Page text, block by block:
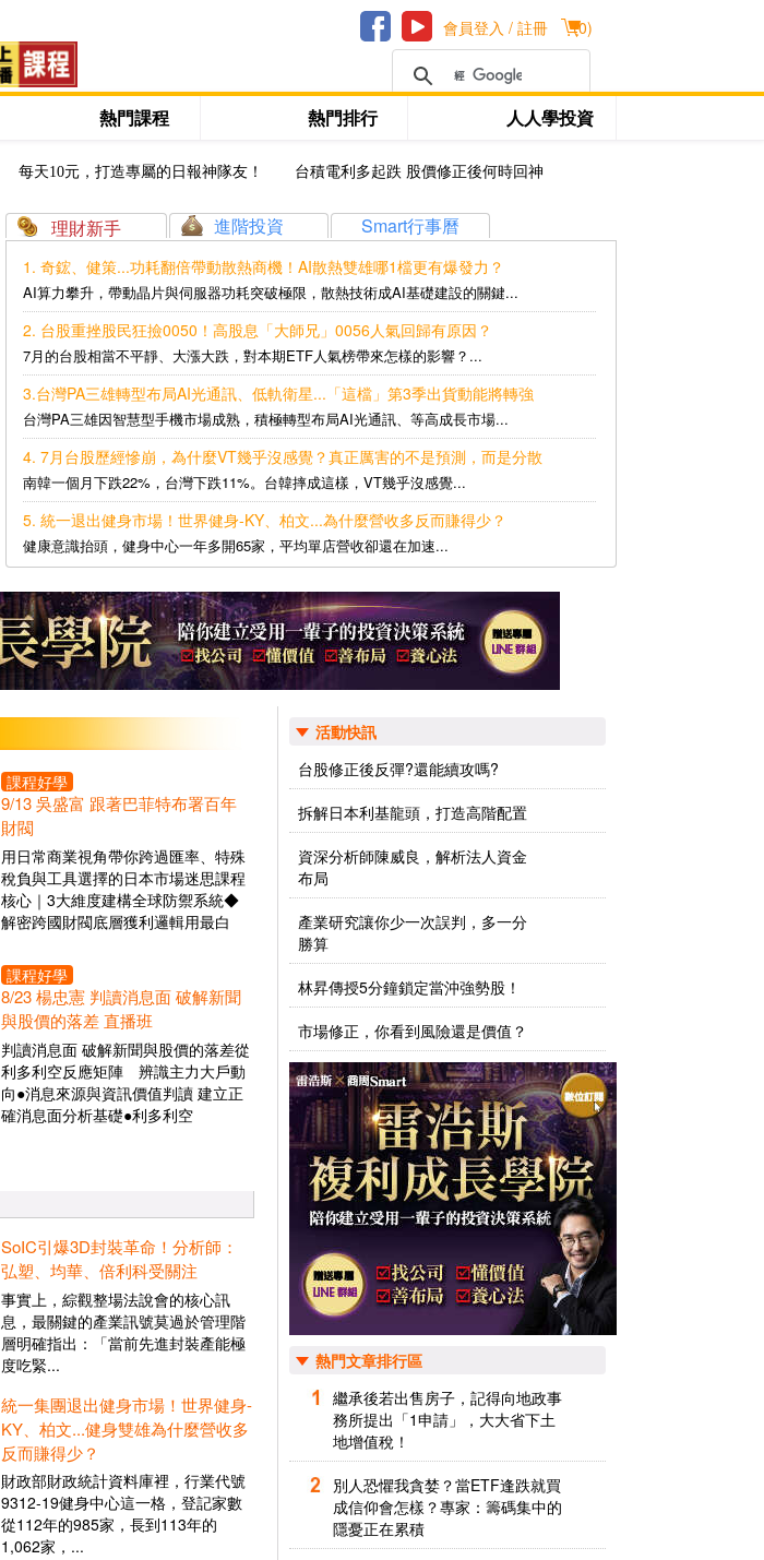
(0)
會員登入 / 註冊
熱門課程 熱門排行 人人學投資
每天10元，打造專屬的日報神隊友！ 台積電利多起跌 股價修正後何時回神
理財新手 進階投資 Smart行事曆
1. 奇鋐、健策...功耗翻倍帶動散熱商機！AI散熱雙雄哪1檔更有爆發力？
AI算力攀升，帶動晶片與伺服器功耗突破極限，散熱技術成AI基礎建設的關鍵...
2. 台股重挫股民狂撿0050！高股息「大師兄」0056人氣回歸有原因？
7月的台股相當不平靜、大漲大跌，對本期ETF人氣榜帶來怎樣的影響？...
3.台灣PA三雄轉型布局AI光通訊、低軌衛星...「這檔」第3季出貨動能將轉強
台灣PA三雄因智慧型手機市場成熟，積極轉型布局AI光通訊、等高成長市場...
4. 7月台股歷經慘崩，為什麼VT幾乎沒感覺？真正厲害的不是預測，而是分散
南韓一個月下跌22%，台灣下跌11%。台韓摔成這樣，VT幾乎沒感覺...
5. 統一退出健身市場！世界健身-KY、柏文...為什麼營收多反而賺得少？
健康意識抬頭，健身中心一年多開65家，平均單店營收卻還在加速...
課程好學
9/13 吳盛富 跟著巴菲特布署百年
財閥
用日常商業視角帶你跨過匯率、特殊
稅負與工具選擇的日本市場迷思課程
核心｜3大維度建構全球防禦系統◆
解密跨國財閥底層獲利邏輯用最白
課程好學
8/23 楊忠憲 判讀消息面 破解新聞
與股價的落差 直播班
判讀消息面 破解新聞與股價的落差從
利多利空反應矩陣 辨識主力大戶動
向●消息來源與資訊價值判讀 建立正
確消息面分析基礎●利多利空
SoIC引爆3D封裝革命！分析師：
弘塑、均華、倍利科受關注
事實上，綜觀整場法說會的核心訊
息，最關鍵的產業訊號莫過於管理階
層明確指出：「當前先進封裝產能極
度吃緊...
統一集團退出健身市場！世界健身-
KY、柏文...健身雙雄為什麼營收多
反而賺得少？
財政部財政統計資料庫裡，行業代號
9312-19健身中心這一格，登記家數
從112年的985家，長到113年的
1,062家，...
活動快訊
台股修正後反彈?還能續攻嗎?
拆解日本利基龍頭，打造高階配置
資深分析師陳威良，解析法人資金
布局
產業研究讓你少一次誤判，多一分
勝算
林昇傳授5分鐘鎖定當沖強勢股！
市場修正，你看到風險還是價值？
熱門文章排行區
繼承後若出售房子，記得向地政事
務所提出「1申請」，大大省下土
地增值稅！
別人恐懼我貪婪？當ETF逢跌就買
成信仰會怎樣？專家：籌碼集中的
隱憂正在累積